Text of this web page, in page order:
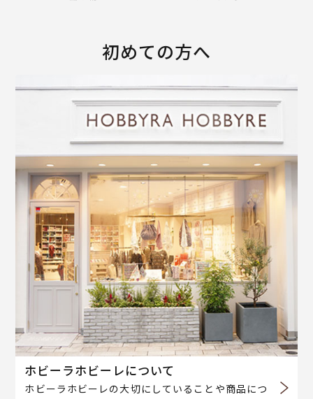
初めての方へ
ホビーラホビーレについて
ホビーラホビーレの大切にしていることや商品につ